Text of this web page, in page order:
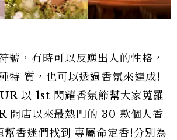
號，有時可以反應出人的性格，
特 質，也可以透過香氛來達成!
以 1st 閃耀香氛節幫大家蒐羅
店以來最熱門的 30 款個人香
幫香迷們找到 專屬命定香!分別為